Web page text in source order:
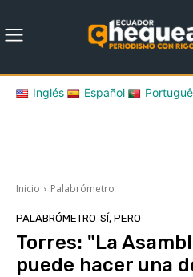
Inglés Español
Inicio Palabrómetro
PALABRÓMETRO SÍ, PERO
Torres: "La
puede hacer una